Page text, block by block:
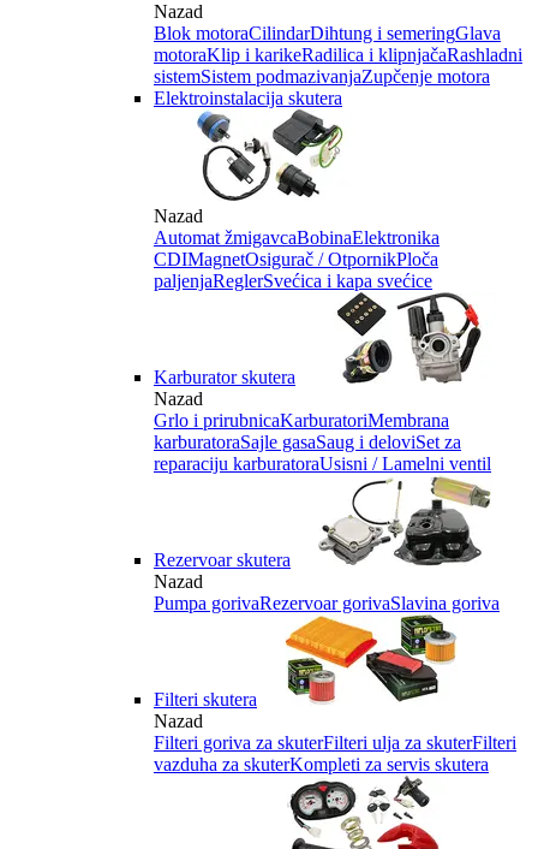
Nazad
Blok motoraCilindarDihtung i semeringGlava
motoraKlip i karikeRadilica i klipnjačaRashladni
sistemSistem podmazivanjaZupčenje motora
Elektroinstalacija skutera
Nazad
Automat žmigavcaBobinaElektronika
CDIMagnetOsigurač / OtpornikPloča
paljenjaReglerSvećica i kapa svećice
Karburator skutera
Nazad
Grlo i prirubnicaKarburatoriMembrana
karburatoraSajle gasaSaug i deloviSet za
reparaciju karburatoraUsisni / Lamelni ventil
Rezervoar skutera
Nazad
Pumpa gorivaRezervoar gorivaSlavina goriva
Filteri skutera
Nazad
Filteri goriva za skuterFilteri ulja za skuterFilteri
vazduha za skuterKompleti za servis skutera